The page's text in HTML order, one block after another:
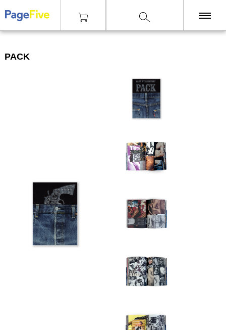
Poštovné zdarmanad 2500 Kč, Osobní odběr v Praze i v Brně
+420 771 147 600
|Knihy|Fotografie Pack
PACK